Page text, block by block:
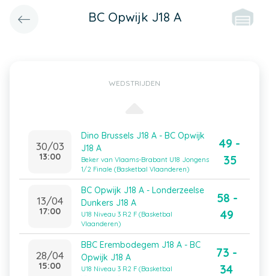
BC Opwijk J18 A
WEDSTRIJDEN
30/03
13:00
Dino Brussels J18 A - BC Opwijk
J18 A
Beker van Vlaams-Brabant U18 Jongens
1/2 Finale (Basketbal Vlaanderen)
49 -
35
13/04
17:00
BC Opwijk J18 A - Londerzeelse
Dunkers J18 A
U18 Niveau 3 R2 F (Basketbal
Vlaanderen)
58 -
49
28/04
15:00
BBC Erembodegem J18 A - BC
Opwijk J18 A
U18 Niveau 3 R2 F (Basketbal
73 -
34